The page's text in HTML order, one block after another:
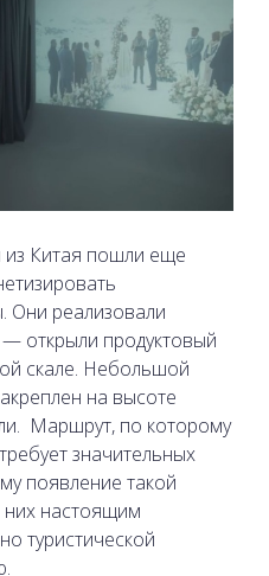
из Китая пошли еще
Они реализовали
открыли продуктовый
скале. Небольшой
на высоте
Маршрут, по которому
значительных
появление такой
них настоящим
туристической